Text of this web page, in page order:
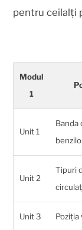
pentru ceilalți
Modul
1
Unit 1
Banda
Unit 2
Tipuri
Unit 3